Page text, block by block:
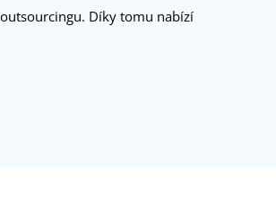
Díky tomu nabízí